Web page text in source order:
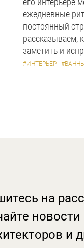
ежедневные
постоянный
рассказываем,
заметить и
#ИНТЕРЬЕР
на
и